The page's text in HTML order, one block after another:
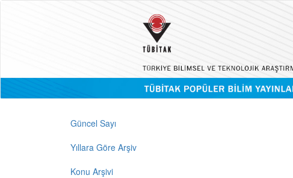
Güncel Sayı
Yıllara Göre Arşiv
Konu Arşivi